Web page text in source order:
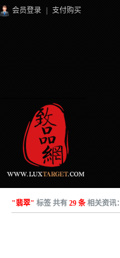
会员登录 支付购买
"翡翠" 标签 共有 29 条相关资讯：